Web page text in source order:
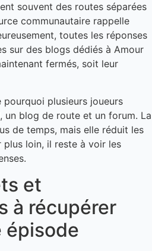
souvent des routes séparées
communautaire rappelle
toutes les réponses
sur des blogs dédiés à Amour
fermés, soit leur
plusieurs joueurs
un blog de route et un forum. La
de temps, mais elle réduit les
plus loin, il reste à voir les
et
à récupérer
épisode